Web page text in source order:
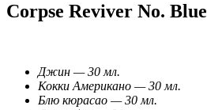
Corpse Reviver No. Blue
Джин — 30 мл.
Кокки Американо — 30 мл.
Блю кюрасао — 30 мл.